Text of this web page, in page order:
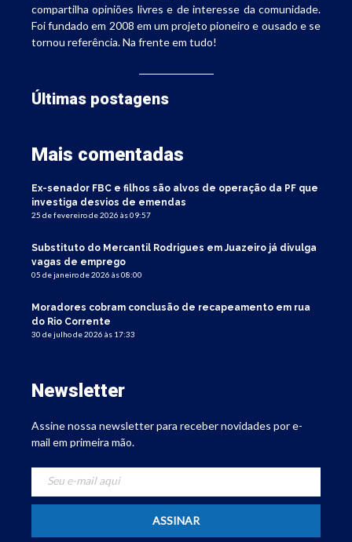
compartilha opiniões livres e de interesse da comunidade.
Foi fundado em 2008 em um projeto pioneiro e ousado e se
tornou referência. Na frente em tudo!
Últimas postagens
Mais comentadas
Ex-senador FBC e filhos são alvos de operação da PF que
investiga desvios de emendas
25 de fevereiro de 2026 às 09:57
Substituto do Mercantil Rodrigues em Juazeiro já divulga
vagas de emprego
05 de janeiro de 2026 às 08:00
Moradores cobram conclusão de recapeamento em rua
do Rio Corrente
30 de julho de 2026 às 17:33
Newsletter
Assine nossa newsletter para receber novidades por e-
mail em primeira mão.